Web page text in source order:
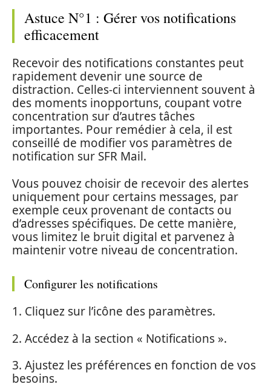
Astuce N°1 : Gérer vos notifications
efficacement
Recevoir des notifications constantes peut
rapidement devenir une source de
distraction. Celles-ci interviennent souvent à
des moments inopportuns, coupant votre
concentration sur d’autres tâches
importantes. Pour remédier à cela, il est
conseillé de modifier vos paramètres de
notification sur SFR Mail.
Vous pouvez choisir de recevoir des alertes
uniquement pour certains messages, par
exemple ceux provenant de contacts ou
d’adresses spécifiques. De cette manière,
vous limitez le bruit digital et parvenez à
maintenir votre niveau de concentration.
Configurer les notifications
1. Cliquez sur l’icône des paramètres.
2. Accédez à la section « Notifications ».
3. Ajustez les préférences en fonction de vos
besoins.